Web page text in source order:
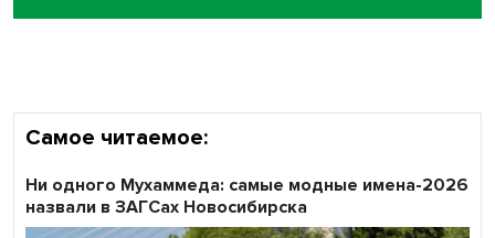
Самое читаемое:
Ни одного Мухаммеда: самые модные имена-2026
назвали в ЗАГСах Новосибирска